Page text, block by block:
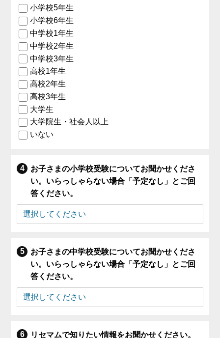
小学校5年生
小学校6年生
中学校1年生
中学校2年生
中学校3年生
高校1年生
高校2年生
高校3年生
大学生
大学院生・社会人以上
いない
お子さまの小学校受験についてお聞かせくださ
い。いらっしゃらない場合「予定なし」とご回
答ください。
お子さまの中学校受験についてお聞かせくださ
い。いらっしゃらない場合「予定なし」とご回
答ください。
リセマムで知りたい情報をお聞かせください。